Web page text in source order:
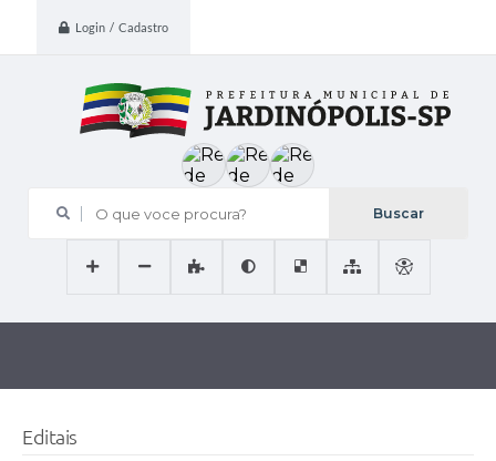
Login / Cadastro
O que voce procura?
Editais